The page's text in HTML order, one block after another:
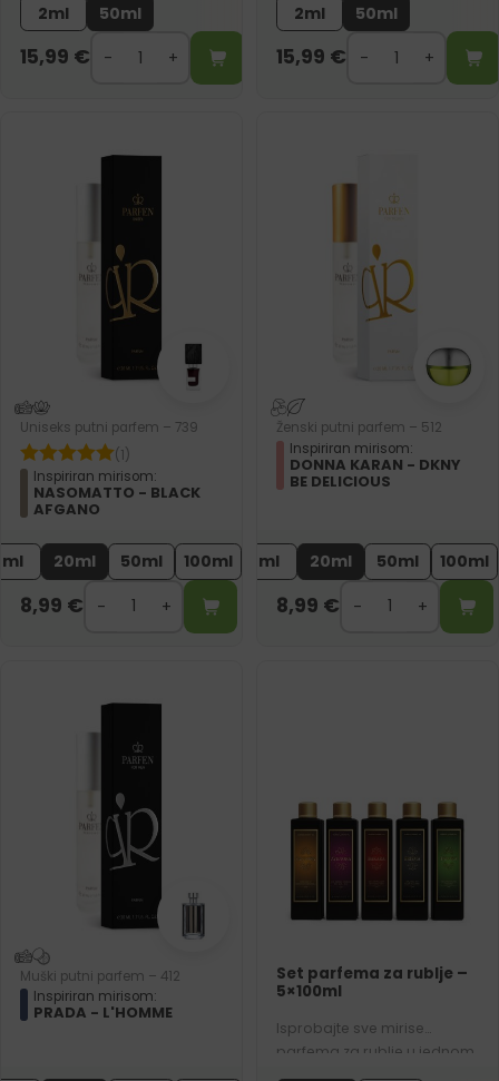
2ml 50ml
15,99 €
2ml 50ml
15,99 €
Uniseks putni parfem – 739
(1)
Inspiriran mirisom:
NASOMATTO - BLACK
AFGANO
20ml 50ml 100ml
8,99 €
Ženski putni parfem – 512
Inspiriran mirisom:
DONNA KARAN - DKNY
BE DELICIOUS
2ml 20ml 50ml 100ml
8,99 €
Muški putni parfem – 412
Inspiriran mirisom:
PRADA - L'HOMME
Set parfema za rublje –
5×100ml
Isprobajte sve mirise
parfema za rublje u jednom
povoljnom pakiranju. Set